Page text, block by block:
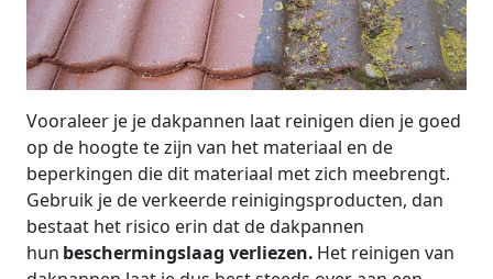
Vooraleer je je dakpannen laat reinigen dien je goed
op de hoogte te zijn van het materiaal en de
beperkingen die dit materiaal met zich meebrengt.
Gebruik je de verkeerde reinigingsproducten, dan
bestaat het risico erin dat de dakpannen
hun beschermingslaag verliezen. Het reinigen van